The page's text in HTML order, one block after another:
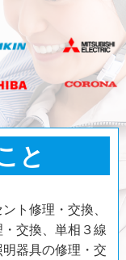
と
ト修理・交換、
交換、単相３線
器具の修理・交